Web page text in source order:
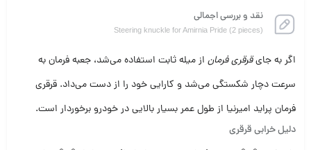
نقد و بررسی اجمالی
Steering knuckle for Amirnia Pride (2 pieces)
اگر به جایقرقری فرمان از میله ثابت استفاده می‌شد، جعبه فرمان به
سرعت دچار شکستگی می‌شد و کارایی خود را از دست می‌داد. قرقری
فرمان پراید امیرنیا از طول عمر بسیار بالایی در خودرو برخوردار است.
دلیل خرابی قرقری